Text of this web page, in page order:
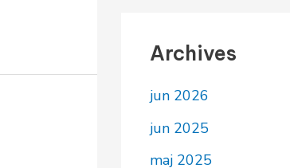
Archives
jun 2026
jun 2025
maj 2025